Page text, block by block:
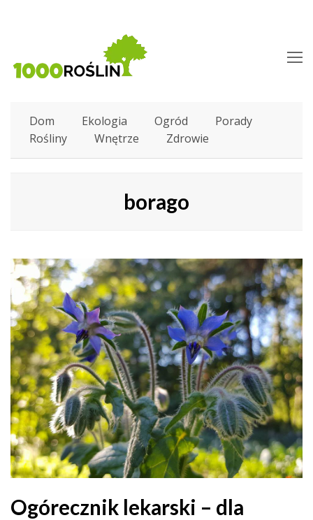
Dom Ekologia Ogród
Porady
Rośliny
Wnętrze Zdrowie
borago
Ogórecznik lekarski – dla